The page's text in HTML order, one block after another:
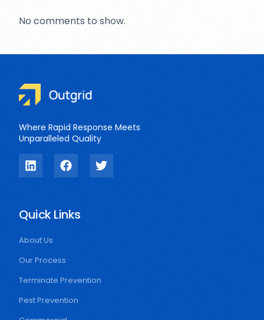
No comments to show.
Where Rapid Response Meets
Unparalleled Quality
Quick Links
About Us
Our Process
Terminate Prevention
Pest Prevention